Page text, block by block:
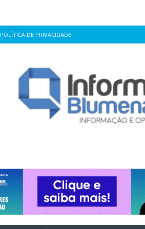
POLÍTICA DE PRIVACIDADE